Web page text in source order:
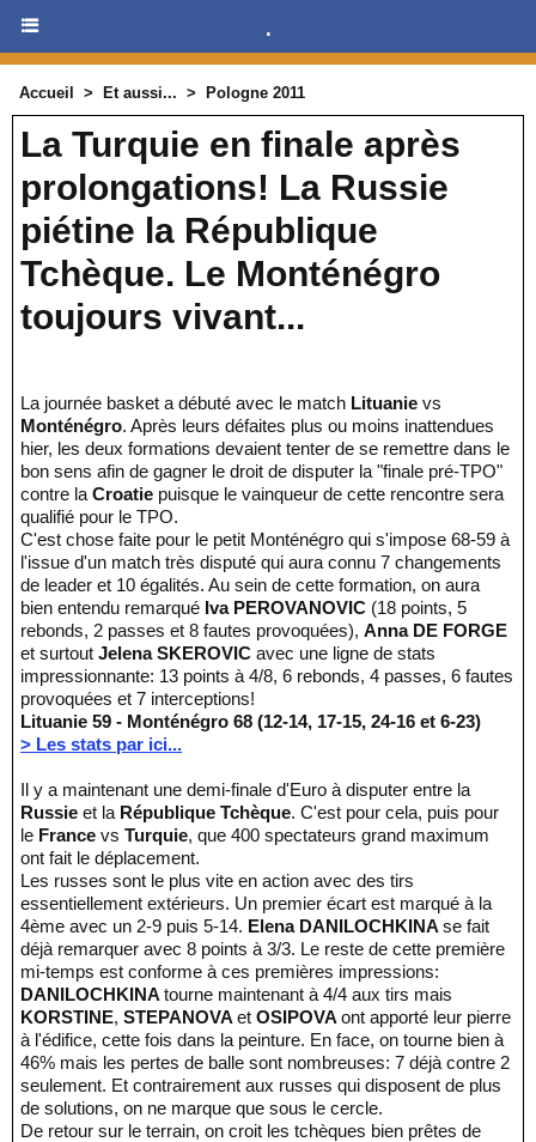
.
Accueil > Et aussi... > Pologne 2011
La Turquie en finale après
prolongations! La Russie
piétine la République
Tchèque. Le Monténégro
toujours vivant...
La journée basket a débuté avec le match Lituanie vs
Monténégro. Après leurs défaites plus ou moins inattendues
hier, les deux formations devaient tenter de se remettre dans le
bon sens afin de gagner le droit de disputer la "finale pré-TPO"
contre la Croatie puisque le vainqueur de cette rencontre sera
qualifié pour le TPO.
C'est chose faite pour le petit Monténégro qui s'impose 68-59 à
l'issue d'un match très disputé qui aura connu 7 changements
de leader et 10 égalités. Au sein de cette formation, on aura
bien entendu remarqué Iva PEROVANOVIC (18 points, 5
rebonds, 2 passes et 8 fautes provoquées), Anna DE FORGE
et surtout Jelena SKEROVIC avec une ligne de stats
impressionnante: 13 points à 4/8, 6 rebonds, 4 passes, 6 fautes
provoquées et 7 interceptions!
Lituanie 59 - Monténégro 68 (12-14, 17-15, 24-16 et 6-23)
> Les stats par ici...
Il y a maintenant une demi-finale d'Euro à disputer entre la
Russie et la République Tchèque. C'est pour cela, puis pour
le France vs Turquie, que 400 spectateurs grand maximum
ont fait le déplacement.
Les russes sont le plus vite en action avec des tirs
essentiellement extérieurs. Un premier écart est marqué à la
4ème avec un 2-9 puis 5-14. Elena DANILOCHKINA se fait
déjà remarquer avec 8 points à 3/3. Le reste de cette première
mi-temps est conforme à ces premières impressions:
DANILOCHKINA tourne maintenant à 4/4 aux tirs mais
KORSTINE, STEPANOVA et OSIPOVA ont apporté leur pierre
à l'édifice, cette fois dans la peinture. En face, on tourne bien à
46% mais les pertes de balle sont nombreuses: 7 déjà contre 2
seulement. Et contrairement aux russes qui disposent de plus
de solutions, on ne marque que sous le cercle.
De retour sur le terrain, on croit les tchèques bien prêtes de